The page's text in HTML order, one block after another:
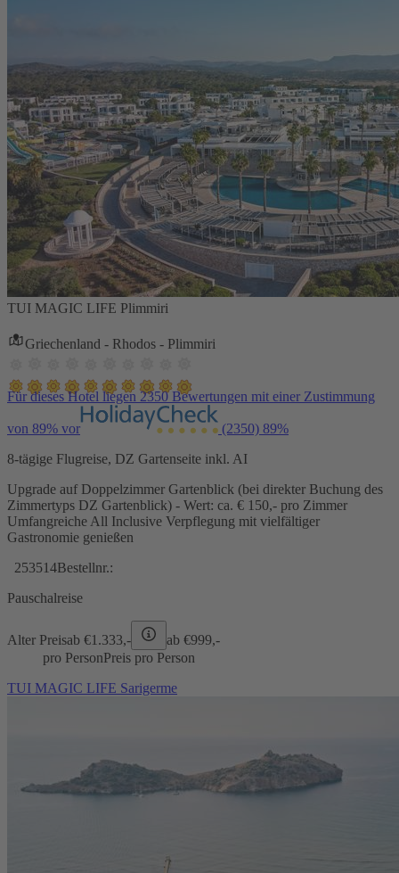
TUI MAGIC LIFE Plimmiri
Griechenland - Rhodos - Plimmiri
Für dieses Hotel liegen 2350 Bewertungen mit einer Zustimmung
von 89% vor (2350) 89%
8-tägige Flugreise, DZ Gartenseite inkl. AI
Upgrade auf Doppelzimmer Gartenblick (bei direkter Buchung des
Zimmertyps DZ Gartenblick) - Wert: ca. € 150,- pro Zimmer
Umfangreiche All Inclusive Verpflegung mit vielfältiger
Gastronomie genießen
253514Bestellnr.:
Pauschalreise
Alter Preisab €1.333,- ab €999,-
pro PersonPreis pro Person
TUI MAGIC LIFE Sarigerme